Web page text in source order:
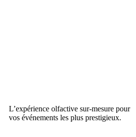
L’expérience olfactive sur-mesure pour
vos événements les plus prestigieux.